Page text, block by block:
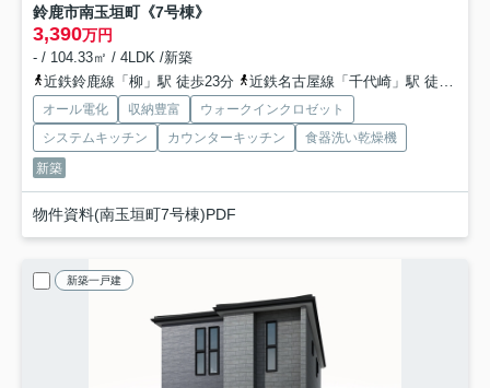
鈴鹿市南玉垣町《7号棟》
3,390万円
- / 104.33㎡ / 4LDK /新築
近鉄鈴鹿線「柳」駅 徒歩23分
近鉄名古屋線「千代崎」駅 徒歩28分
オール電化 収納豊富
ウォークインクロゼット
システムキッチン
カウンターキッチン
食器洗い乾燥機
新築
物件資料(南玉垣町7号棟)PDF
新築一戸建